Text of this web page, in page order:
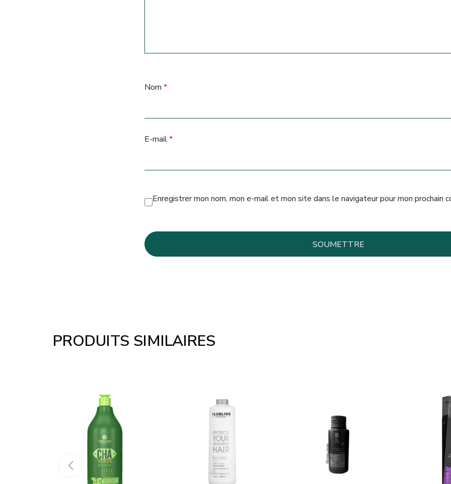
Nom *
E-mail*
Enregistrer mon nom, mon e-mail et mon site dans le navigateur pour mon prochain
PRODUITS SIMILAIRES